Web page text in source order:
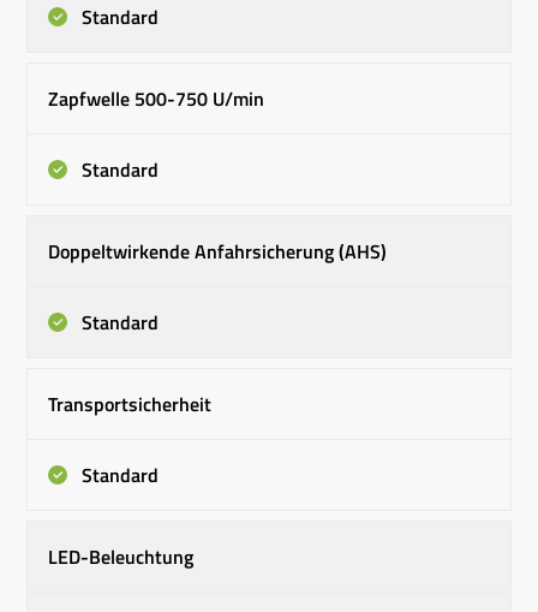
Standard
Zapfwelle 500-750 U/min
Standard
Doppeltwirkende Anfahrsicherung (AHS)
Standard
Transportsicherheit
Standard
LED-Beleuchtung